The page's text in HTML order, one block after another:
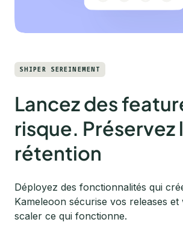
SHIPER SEREINEMENT
Lancez des
risque. Préservez
rétention
Déployez des fonctionnalités qui
Kameleoon sécurise vos releases et
scaler ce qui fonctionne.